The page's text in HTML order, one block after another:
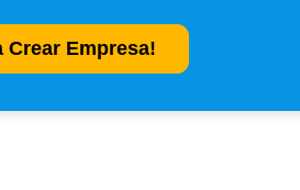
Crear Empresa!